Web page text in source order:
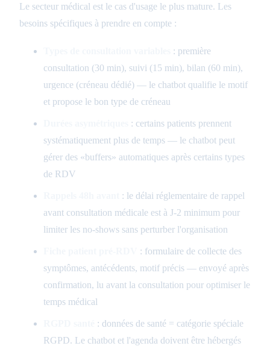
Le secteur médical est le cas d'usage le plus mature. Les
besoins spécifiques à prendre en compte :
: première
consultation (30 min), suivi (15 min), bilan (60 min),
urgence (créneau dédié) — le chatbot qualifie le motif
et propose le bon type de créneau
: certains patients prennent
systématiquement plus de temps — le chatbot peut
gérer des «buffers» automatiques après certains types
de RDV
: le délai réglementaire de rappel
avant consultation médicale est à J-2 minimum pour
limiter les no-shows sans perturber l'organisation
: formulaire de collecte des
symptômes, antécédents, motif précis — envoyé après
confirmation, lu avant la consultation pour optimiser le
temps médical
: données de santé = catégorie spéciale
RGPD. Le chatbot et l'agenda doivent être hébergés